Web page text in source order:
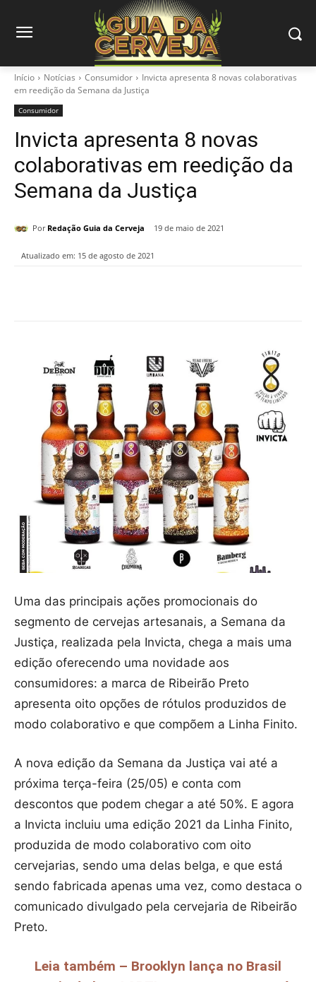
Início Notícias Consumidor
Invicta apresenta 8 novas colaborativas
em reedição da Semana da Justiça
Consumidor
Invicta apresenta 8 novas
colaborativas em reedição da
Semana da Justiça
Por Redação Guia da Cerveja 19 de maio de 2021
Atualizado em: 15 de agosto de 2021
Uma das principais ações promocionais do
segmento de cervejas artesanais, a Semana da
Justiça, realizada pela Invicta, chega a mais uma
edição oferecendo uma novidade aos
consumidores: a marca de Ribeirão Preto
apresenta oito opções de rótulos produzidos de
modo colaborativo e que compõem a Linha Finito.
A nova edição da Semana da Justiça vai até a
próxima terça-feira (25/05) e conta com
descontos que podem chegar a até 50%. E agora
a Invicta incluiu uma edição 2021 da Linha Finito,
produzida de modo colaborativo com oito
cervejarias, sendo uma delas belga, e que está
sendo fabricada apenas uma vez, como destaca o
comunicado divulgado pela cervejaria de Ribeirão
Preto.
Leia também – Brooklyn lança no Brasil